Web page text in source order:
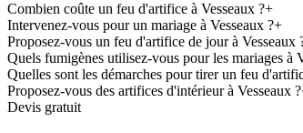
Combien coûte un feu d'artifice à Vesseaux ?+
Intervenez-vous pour un mariage à Vesseaux ?+
Proposez-vous un feu d'artifice de jour à Vesseaux
Quels fumigènes utilisez-vous pour les mariages à
Quelles sont les démarches pour tirer un feu
Proposez-vous des artifices d'intérieur à Vesseaux ?
Devis gratuit